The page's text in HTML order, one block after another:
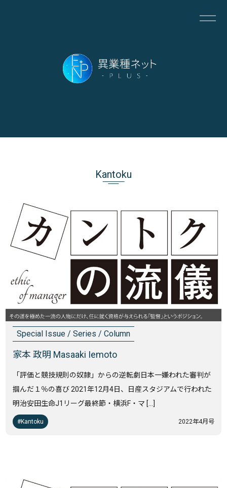
Kantoku
Special Issue / Series / Column
家本 政明 Masaaki Iemoto
「評価と競技規則の奴隷」からの逆転劇日本一嫌われた審判が
掴んだ１％の喜び 2021年12月4日、日産スタジアムで行われた
明治安田生命J1リーグ最終節・横浜F・マ […]
Kantoku 2022年4月号